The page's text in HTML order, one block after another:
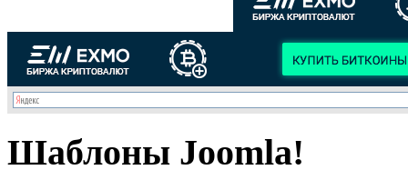
Шаблоны Joomla!